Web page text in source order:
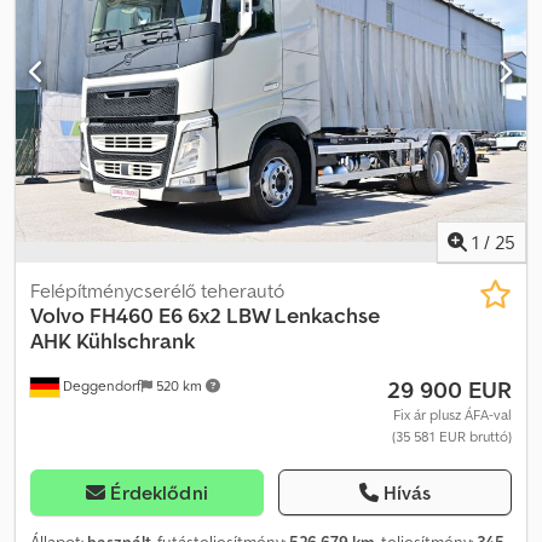
raktér hossza:7 300 mm, Felszereltség:ABS, differenciálzár,
fedélzeti számítógép, légkondicionálás, teherautó regisztráció,
tempomat, Volvo FL 280 hűtős felépítményes teherautó | EURO 4
| Thermo King hűtőegység | fagyasztott és frissáruszállításra |
útközbeni és állóhelyi hűtés árammal | válaszfal | Dhollandia 2000
kg-os aláforduló emelőhátfal | multifunkciós kormánykerék,
tempomat | rakfelület méretei: H 7,3 m, Sz 2,48 m, M: 2,4 m |
gumiabroncsok: 285/80 R22,5 | A tévedés és az előzetes
értékesítés joga fenntartva. Dcjdpozpyatsfx Am Aok
1 / 25
Deggendorf 520 km
Felépítménycserélő teherautó
Volvo FH460 E6 6x2 LBW Lenkachse
AHK Kühlschrank
29 900 EUR
Fix ár plusz ÁFA-val
(35 581 EUR bruttó)
Érdeklődni Hívás